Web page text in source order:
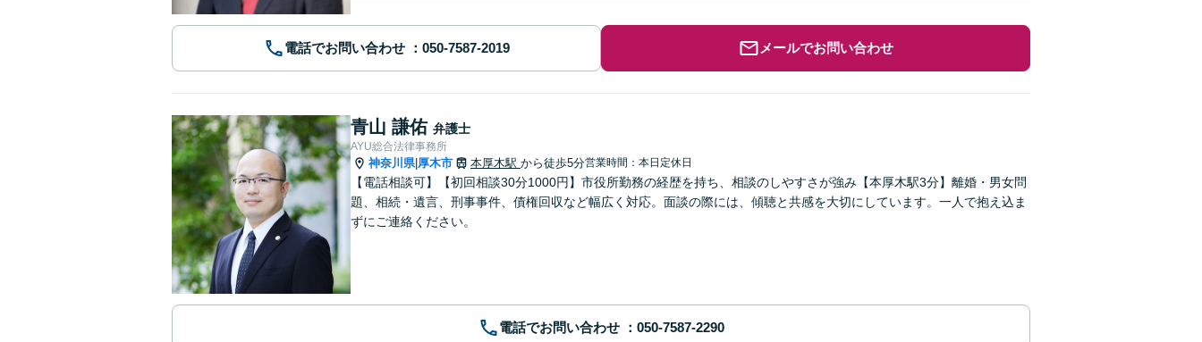
電話でお問い合わせ メールでお問い合わせ
青山 謙佑 弁護士
AYU総合法律事務所
神奈川県| 厚木市 本厚木駅 から徒歩5分営業時間：本日定休日
【電話相談可】【初回相談30分1000円】市役所勤務の経歴を持ち、相談のしやすさが強み【本厚木駅3分】離婚・男女問
題、相続・遺言、刑事事件、債権回収など幅広く対応。面談の際には、傾聴と共感を大切にしています。一人で抱え込ま
ずにご連絡ください。
電話でお問い合わせ